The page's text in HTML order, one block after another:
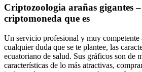
Criptozoologia arañas gigantes
criptomoneda que es
Un servicio profesional y muy competente
cualquier duda que se te plantee, las
ecuatoriano de salud. Sus gráficos son de
características de lo más atractivas,